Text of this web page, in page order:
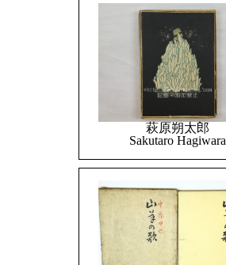
萩原朔太郎
Sakutaro Hagiwara